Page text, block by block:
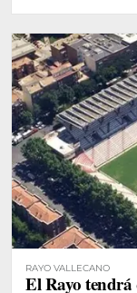
RAYO VALLECANO
El Rayo tendrá